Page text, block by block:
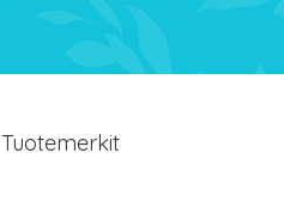
Tuotemerkit